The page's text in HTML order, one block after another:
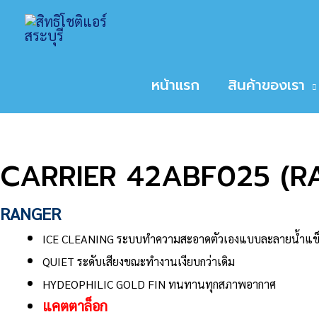
หน้าแรก สินค้าของเรา
Home สินค้า
หน้าหลัก/
CARRIER 42ABF025
RANGER
ICE CLEANING ระบบทำความสะอาดตัวเองแบบละลายน้ำแ
QUIET ระดับเสียงขณะทำงานเงียบกว่าเดิม
HYDEOPHILIC GOLD FIN ทนทานทุกสภาพอากาศ
แคตตาล็อก